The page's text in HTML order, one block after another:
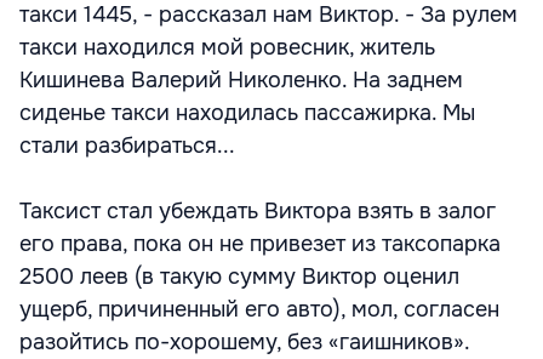
такси 1445, - рассказал нам Виктор. - За рулем
такси находился мой ровесник, житель
Кишинева Валерий Николенко. На заднем
сиденье такси находилась пассажирка. Мы
стали разбираться...
Таксист стал убеждать Виктора взять в залог
его права, пока он не привезет из таксопарка
2500 леев (в такую сумму Виктор оценил
ущерб, причиненный его авто), мол, согласен
разойтись по-хорошему, без «гаишников».